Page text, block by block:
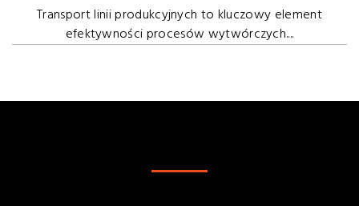
Transport linii produkcyjnych to kluczowy element
efektywności procesów wytwórczych....